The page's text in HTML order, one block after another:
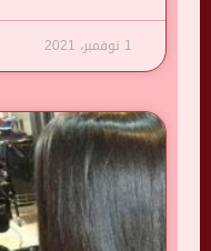
1 نوفمبر، 2021